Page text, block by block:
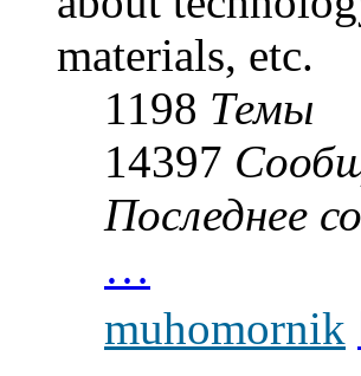
materials, etc.
1198 Темы
14397
Последнее
…
muhomornik